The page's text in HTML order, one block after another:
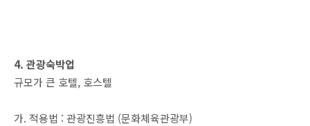
4. 관광숙박업
규모가 큰 호텔, 호스텔
가. 적용법 : 관광진흥법 (문화체육관광부)